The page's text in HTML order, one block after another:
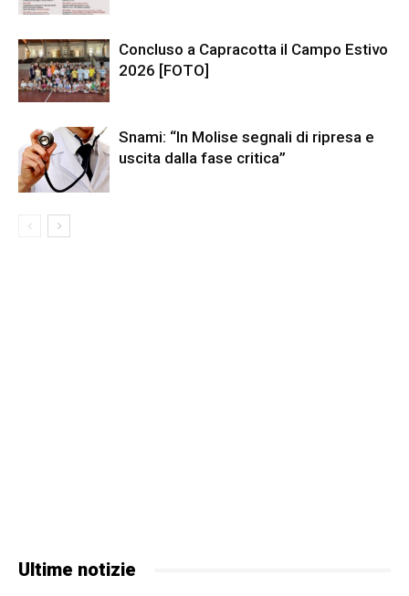
Concluso a Capracotta il Campo Estivo
2026 [FOTO]
Snami: “In Molise segnali di ripresa e
uscita dalla fase critica”
Ultime notizie